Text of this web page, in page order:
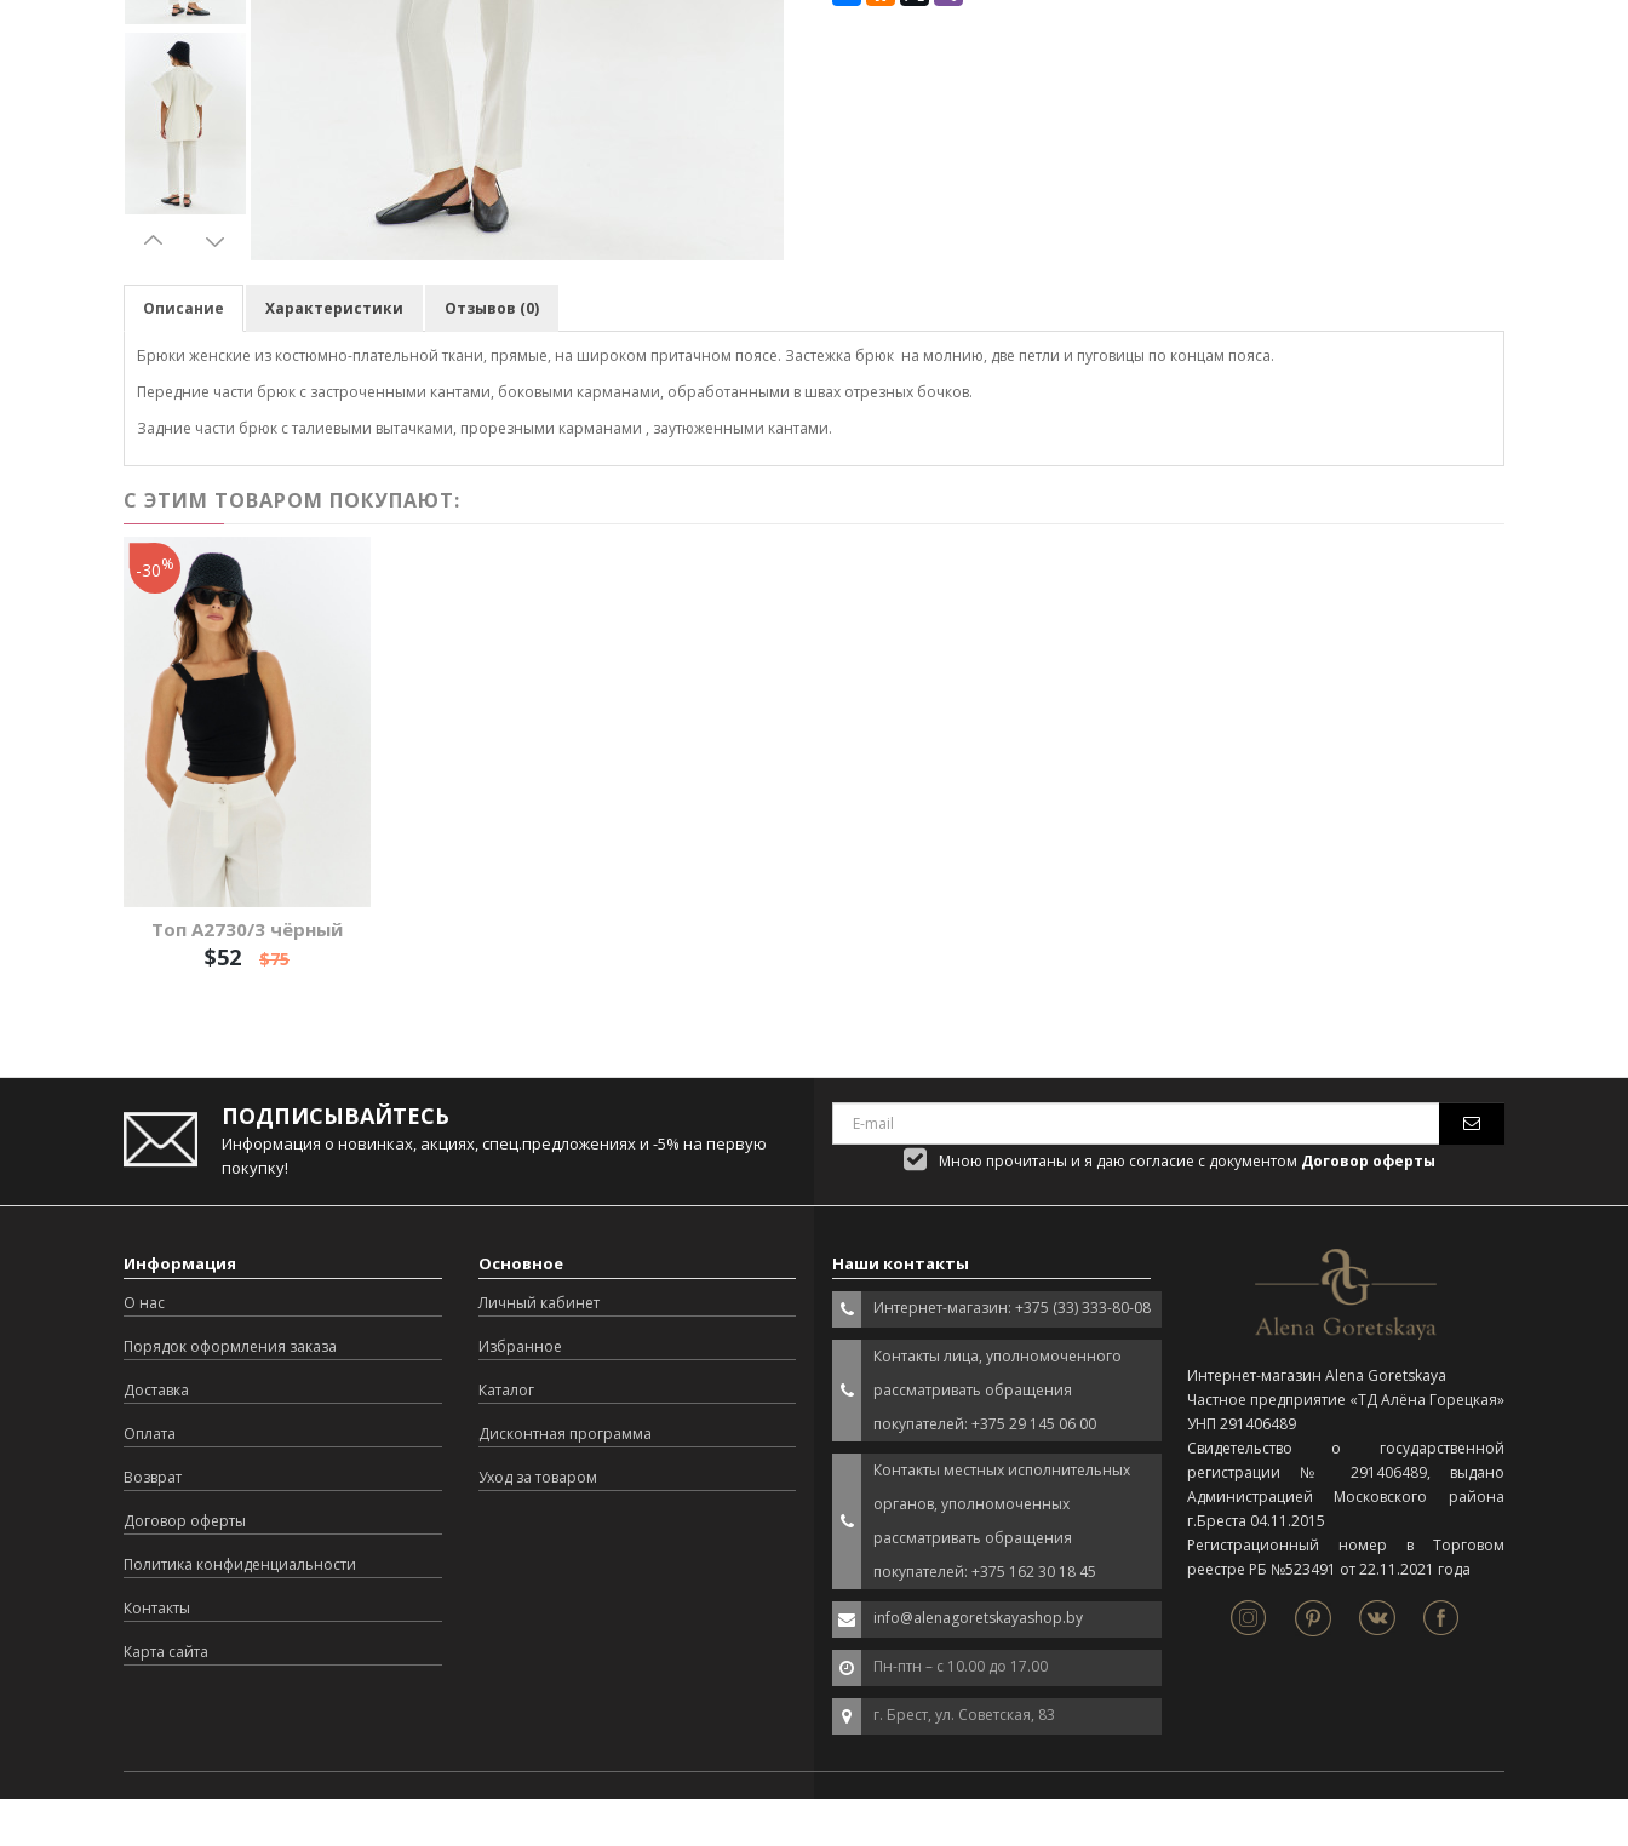
Описание Характеристики Отзывов (0)
Брюки женские из костюмно-плательной ткани, прямые, на широком притачном поясе. Застежка брюк на молнию, две петли и пуговицы по концам пояса.
Передние части брюк с застроченными кантами, боковыми карманами, обработанными в швах отрезных бочков.
Задние части брюк с талиевыми вытачками, прорезными карманами , заутюженными кантами.
С ЭТИМ ТОВАРОМ ПОКУПАЮТ:
Топ А2730/3 чёрный
$52 $75
-30%
ПОДПИСЫВАЙТЕСЬ
Информация о новинках, акциях, спец.предложениях и -5% на первую
покупку!
Мною прочитаны и я даю согласие с документом Договор оферты
Информация
О нас
Порядок оформления заказа
Доставка
Оплата
Возврат
Договор оферты
Политика конфиденциальности
Контакты
Карта сайта
Основное
Личный кабинет
Избранное
Каталог
Дисконтная программа
Уход за товаром
Наши контакты
Интернет-магазин: +375 (33) 333-80-08
Контакты лица, уполномоченного
рассматривать обращения
покупателей: +375 29 145 06 00
Контакты местных исполнительных
органов, уполномоченных
рассматривать обращения
покупателей: +375 162 30 18 45
info@alenagoretskayashop.by
Пн-птн – с 10.00 до 17.00
г. Брест, ул. Советская, 83
Интернет-магазин Alena Goretskaya
Частное предприятие «ТД Алёна Горецкая»
УНП 291406489
Свидетельство о государственной
регистрации № 291406489, выдано
Администрацией Московского района
г.Бреста 04.11.2015
Регистрационный номер в Торговом
реестре РБ №523491 от 22.11.2021 года